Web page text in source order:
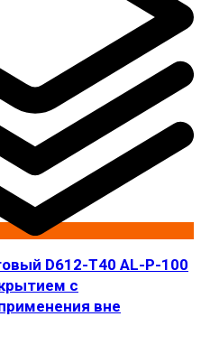
D612-T40 AL-P-100
с
вне